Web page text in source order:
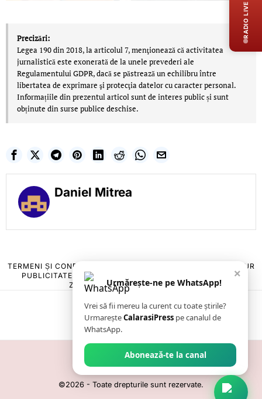
Precizări:
Legea 190 din 2018, la articolul 7, menţionează că activitatea
jurnalistică este exonerată de la unele prevederi ale
Regulamentului GDPR, dacă se păstrează un echilibru între
libertatea de exprimare şi protecţia datelor cu caracter personal.
Informațiile din prezentul articol sunt de interes public și sunt
obținute din surse publice deschise.
Daniel Mitrea
TERMENI ȘI CONDIȚII
POLITICA DE ANULARE & RETUR
PUBLICITATE ONLINE & TIPĂRITĂ
CONTACT
ZIARUL ANUNȚUL CĂLĂRĂȘEAN
©2026 - Toate drepturile sunt rezervate.
×
Urmărește-ne pe WhatsApp!
Vrei să fii mereu la curent cu toate știrile?
UrmareșteCalarasiPress pe canalul de
WhatsApp.
Abonează-te la canal
RADIO LIVE